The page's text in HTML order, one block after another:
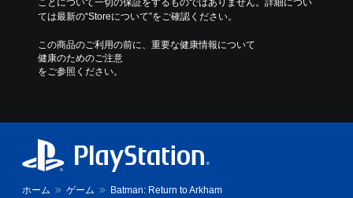
ては最新の“Storeについて”をご確認ください。
この商品のご利用の前に、重要な健康情報について
健康のためのご注意
をご参照ください。
ホーム ゲーム Batman: Return to Arkham